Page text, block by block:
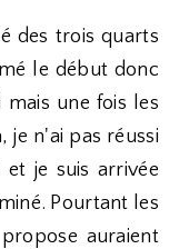
des trois quarts
le début donc
une fois les
je n'ai pas réussi
je suis arrivée
Pourtant les
auraient